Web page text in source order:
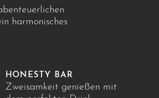
harmonisches
HONESTY BAR
Zweisamkeit genießen mit